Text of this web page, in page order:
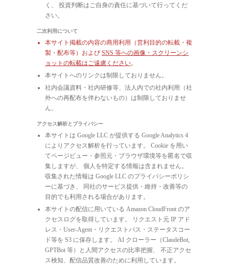
く、 投資判断はご自身の責任に基づいて行ってくだ
さい。
二次利用について
本サイト掲載の内容の商用利用（営利目的の転載・複
製・配布等）および SNS 等への画像・スクリーンシ
ョットの転載はご遠慮ください。
本サイトへのリンクは制限しておりません。
社内会議資料・社内研修等、法人内での社内利用（社
外への再配布を伴わないもの）は制限しておりませ
ん。
アクセス解析とプライバシー
本サイトは Google LLC が提供する Google Analytics 4
によりアクセス解析を行っています。 Cookie を用い
てページビュー・参照元・ブラウザ環境等を匿名で収
集しますが、 個人を特定する情報は含まれません。
収集された情報は Google LLC のプライバシーポリシ
ーに基づき、 同社のサービス提供・維持・改善等の
目的でも利用される場合があります。
本サイトの配信に用いている Amazon CloudFront のア
クセスログを取得しています。 リクエスト元 IP アド
レス・User-Agent・リクエストパス・ステータスコー
ド等を S3 に保存します。 AI クローラー（ClaudeBot,
GPTBot 等）と人間アクセスの比率把握、 不正アクセ
ス検知、配信品質改善のために利用しています。